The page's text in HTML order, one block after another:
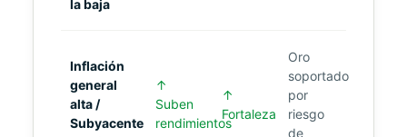
la baja
Inflación
general
alta /
Subyacente
↑
Suben
rendimientos
↑
Fortaleza
Oro
soportado
por
riesgo
de